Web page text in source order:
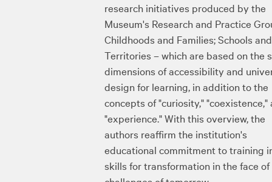
research initiatives produced by the
Museum's Research and Practice
Childhoods and Families; Schools and
Territories – which are based on the
dimensions of accessibility and
design for learning, in addition to the
concepts of "curiosity," "coexistence,"
"experience." With this overview, the
authors reaffirm the institution's
educational commitment to training
skills for transformation in the face